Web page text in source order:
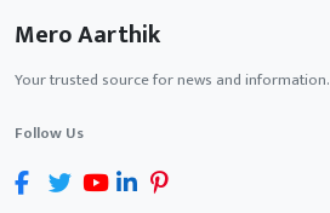
Mero Aarthik
Your trusted source for news and information.
Follow Us